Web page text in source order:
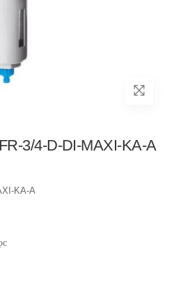
3/4-D-DI-MAXI-KA-A
KA-A